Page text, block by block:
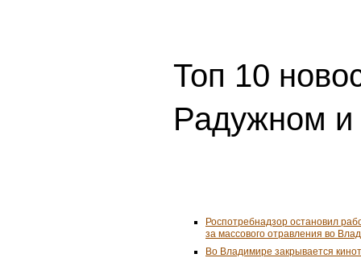
Топ 10
Радужном и
Роспотребнадзор остановил
за массового отравления во
Во Владимире закрывается